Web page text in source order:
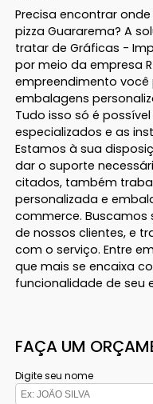
Precisa encontrar
pizza Guararema? A
tratar de Gráficas -
por meio da empresa
empreendimento
embalagens
Tudo isso só é
especializados e as
Estamos à sua
dar o suporte
citados, também
personalizada e
commerce.
de nossos clientes, e
com o serviço. Entre
que mais se encaixa
funcionalidade de seu
FAÇA UM
Digite seu nome